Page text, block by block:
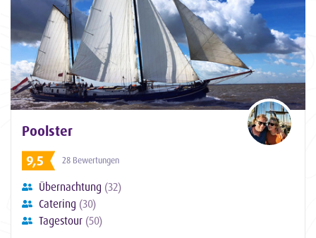
Poolster
9,5
28 Bewertungen
Übernachtung (32)
Catering (30)
Tagestour (50)